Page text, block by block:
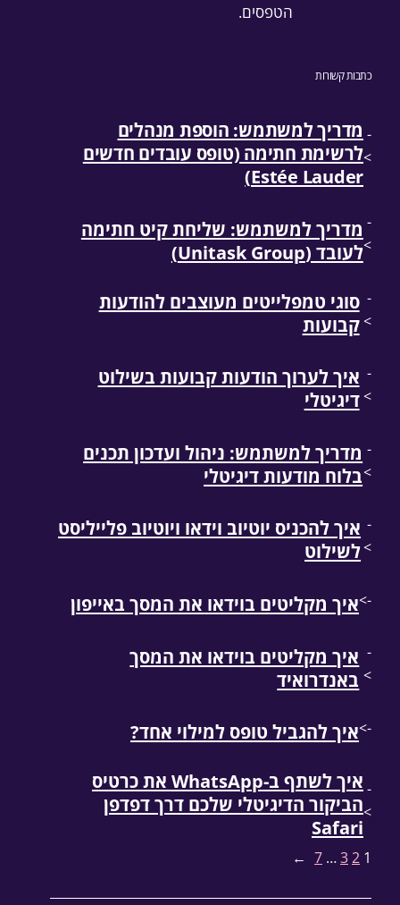
הטפסים.
כתבות קשורות
-
>
מדריך למשתמש: הוספת מנהלים
לרשימת חתימה (טופס עובדים חדשים
Estée Lauder)
-
>
מדריך למשתמש: שליחת קיט חתימה
לעובד (Unitask Group)
-
>
סוגי טמפלייטים מעוצבים להודעות
קבועות
-
>
איך לערוך הודעות קבועות בשילוט
דיגיטלי
-
>
מדריך למשתמש: ניהול ועדכון תכנים
בלוח מודעות דיגיטלי
-
>
איך להכניס יוטיוב וידאו ויוטיוב פלייליסט
לשילוט
->איך מקליטים בוידאו את המסך באייפון
-
>
איך מקליטים בוידאו את המסך
באנדרואיד
->איך להגביל טופס למילוי אחד?
-
>
איך לשתף ב-WhatsApp את כרטיס
הביקור הדיגיטלי שלכם דרך דפדפן
Safari
1
2
3
…
7
→